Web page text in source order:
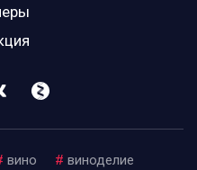
вино # виноделие